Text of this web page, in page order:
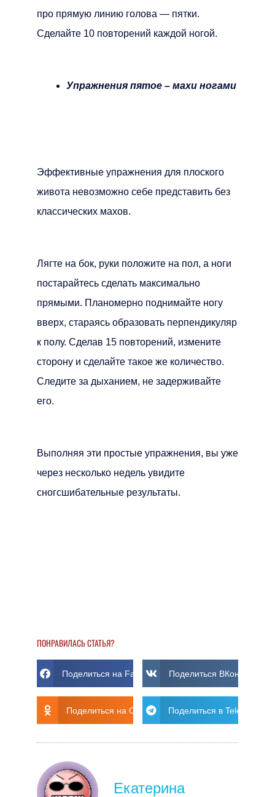
про прямую линию голова — пятки.
Сделайте 10 повторений каждой ногой.
Упражнения пятое – махи ногами
Эффективные упражнения для плоского
живота невозможно себе представить без
классических махов.
Лягте на бок, руки положите на пол, а ноги
постарайтесь сделать максимально
прямыми. Планомерно поднимайте ногу
вверх, стараясь образовать перпендикуляр
к полу. Сделав 15 повторений, измените
сторону и сделайте такое же количество.
Следите за дыханием, не задерживайте
его.
Выполняя эти простые упражнения, вы уже
через несколько недель увидите
сногсшибательные результаты.
ПОНРАВИЛАСЬ СТАТЬЯ?
Поделиться на Facebook Поделиться ВКонтакте
Поделиться на Ok Поделиться в Telegram
Екатерина